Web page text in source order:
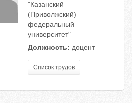
"Казанский
(Приволжский)
федеральный
университет"
Должность: доцент
Список трудов